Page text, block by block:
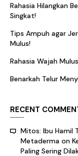
Rahasia Hilangkan
Singkat!
Tips Ampuh agar
Mulus!
Rahasia Wajah
Benarkah Telur
RECENT
Mitos: Ibu Hamil
Metaderma on
Paling Sering